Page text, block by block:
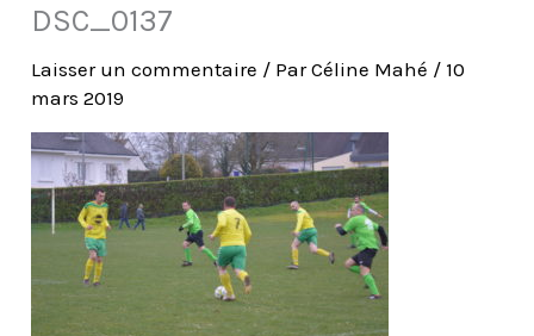
DSC_0137
Laisser un commentaire / ParCéline Mahé / 10
mars 2019